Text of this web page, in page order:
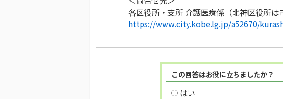
各区役所・支所 介護医療係（北神区役所は
https://www.city.kobe.lg.jp/a52670/
この回答はお役に立ちましたか？
はい